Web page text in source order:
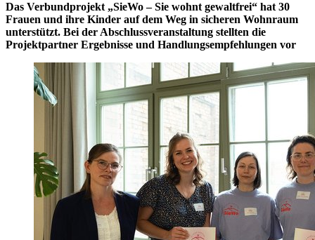
Das Verbundprojekt „SieWo – Sie wohnt gewaltfrei“ hat 30
Frauen und ihre Kinder auf dem Weg in sicheren Wohnraum
unterstützt. Bei der Abschlussveranstaltung stellten die
Projektpartner Ergebnisse und Handlungsempfehlungen vor